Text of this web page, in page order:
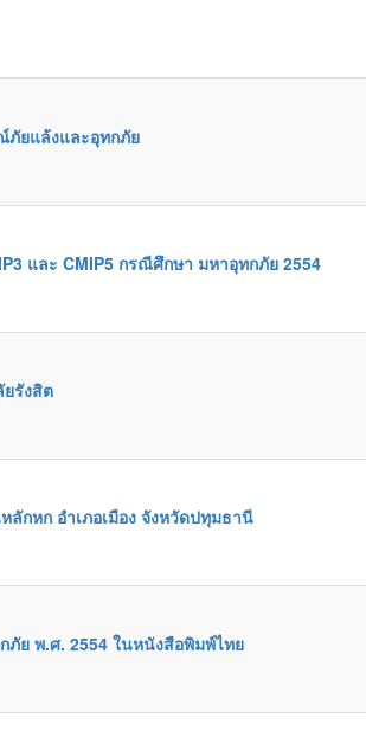
ภัยแล้งและอุทกภัย
และ CMIP5 กรณีศึกษา มหาอุทกภัย 2554
รังสิต
กหก อำเภอเมือง จังหวัดปทุมธานี
ย พ.ศ. 2554 ในหนังสือพิมพ์ไทย